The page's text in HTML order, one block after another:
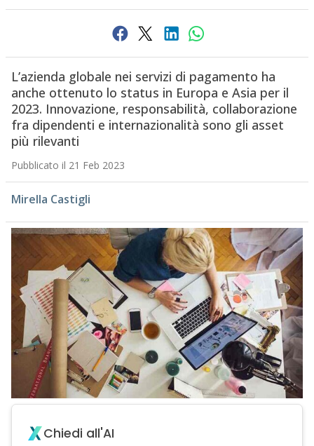
L’azienda globale nei servizi di pagamento ha
anche ottenuto lo status in Europa e Asia per il
2023. Innovazione, responsabilità, collaborazione
fra dipendenti e internazionalità sono gli asset
più rilevanti
Pubblicato il 21 Feb 2023
Mirella Castigli
Chiedi all'AI